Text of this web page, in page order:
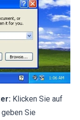
Klicken Sie auf
Sie